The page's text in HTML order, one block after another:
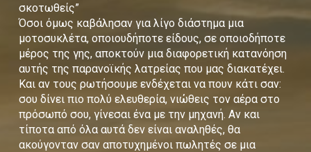
σκοτωθείς”
Όσοι όμως καβάλησαν για λίγο διάστημα μια
μοτοσυκλέτα, οποιουδήποτε είδους, σε οποιοδήποτε
μέρος της γης, αποκτούν μια διαφορετική κατανόηση
αυτής της παρανοϊκής λατρείας που μας διακατέχει.
Και αν τους ρωτήσουμε ενδέχεται να πουν κάτι σαν:
σου δίνει πιο πολύ ελευθερία, νιώθεις τον αέρα στο
πρόσωπό σου, γίνεσαι ένα με την μηχανή. Αν και
τίποτα από όλα αυτά δεν είναι αναληθές, θα
ακούγονταν σαν αποτυχημένοι πωλητές σε μια